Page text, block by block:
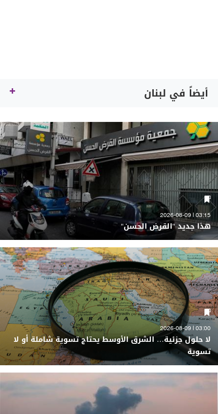
أيضاً في لبنان
03:15 | 2026-08-09
هذا جديد "القرض الحسن"
03:00 | 2026-08-09
لا حلول جزئية… الشرق الأوسط يحتاج تسوية شاملة أو لا
تسوية